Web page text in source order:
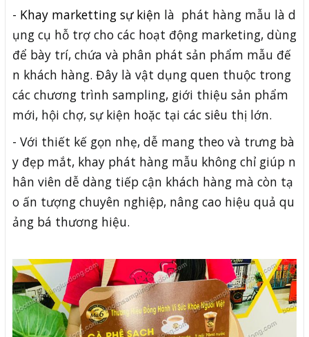
- Khay marketting sự kiện là phát hàng mẫu là d
ụng cụ hỗ trợ cho các hoạt động marketing, dùng
để bày trí, chứa và phân phát sản phẩm mẫu đế
n khách hàng. Đây là vật dụng quen thuộc trong
các chương trình sampling, giới thiệu sản phẩm
mới, hội chợ, sự kiện hoặc tại các siêu thị lớn.
- Với thiết kế gọn nhẹ, dễ mang theo và trưng bà
y đẹp mắt, khay phát hàng mẫu không chỉ giúp n
hân viên dễ dàng tiếp cận khách hàng mà còn tạ
o ấn tượng chuyên nghiệp, nâng cao hiệu quả qu
ảng bá thương hiệu.